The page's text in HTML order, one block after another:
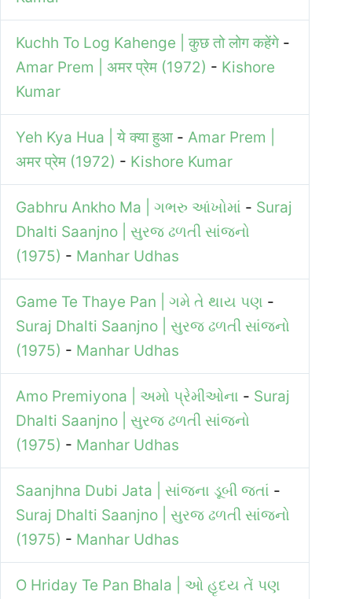
Kuchh To Log Kahenge | कुछ तो लोग कहेंगे -
Amar Prem | अमर प्रेम (1972) - Kishore
Kumar
Yeh Kya Hua | ये क्या हुआ - Amar Prem |
अमर प्रेम (1972) - Kishore Kumar
Gabhru Ankho Ma | ગભરુ આંખોમાં - Suraj
Dhalti Saanjno | સુરજ ઢળતી સાંજનો
(1975) - Manhar Udhas
Game Te Thaye Pan | ગમે તે થાય પણ -
Suraj Dhalti Saanjno | સુરજ ઢળતી સાંજનો
(1975) - Manhar Udhas
Amo Premiyona | અમો પ્રેમીઓના - Suraj
Dhalti Saanjno | સુરજ ઢળતી સાંજનો
(1975) - Manhar Udhas
Saanjhna Dubi Jata | સાંજના ડૂબી જતાં -
Suraj Dhalti Saanjno | સુરજ ઢળતી સાંજનો
(1975) - Manhar Udhas
O Hriday Te Pan Bhala | ઓ હૃદય તેં પણ